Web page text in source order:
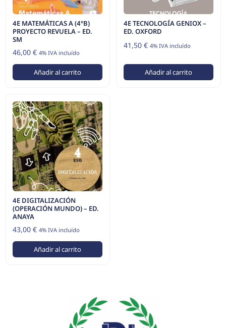
4E MATEMÁTICAS A (4ºB)
PROYECTO REVUELA – ED.
SM
46,00 € 4% IVA incluído
Añadir al carrito
4E TECNOLOGÍA GENIOX –
ED. OXFORD
41,50 € 4% IVA incluído
Añadir al carrito
4E DIGITALIZACIÓN
(OPERACIÓN MUNDO) – ED.
ANAYA
43,00 € 4% IVA incluído
Añadir al carrito